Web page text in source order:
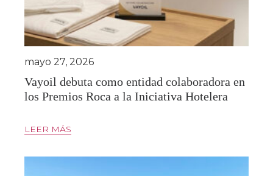
Vayoil debuta como entidad colaboradora en
los Premios Roca a la Iniciativa Hotelera
mayo 27, 2026
LEER MÁS